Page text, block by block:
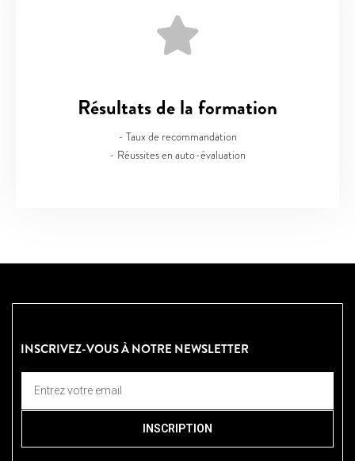
Résultats de la formation
- Taux de recommandation
- Réussites en auto-évaluation
INSCRIVEZ-VOUS À NOTRE NEWSLETTER
INSCRIPTION